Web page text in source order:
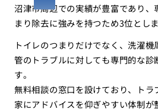
沼津市周辺での実績が豊富であり、
まり除去に強みを持つため3位としま
トイレのつまりだけでなく、洗濯
管のトラブルに対しても専門的な診
す。
無料相談の窓口を設けており、ト
家にアドバイスを仰ぎやすい体制